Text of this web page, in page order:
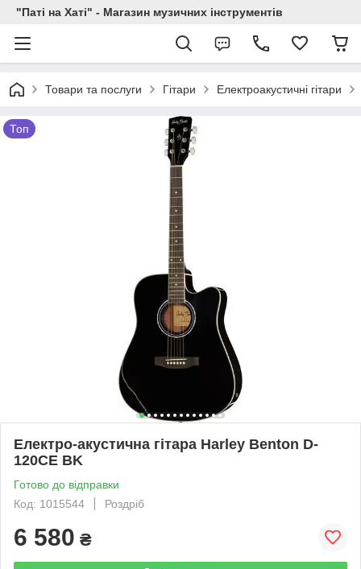
"Паті на Хаті" - Магазин музичних інструментів
Товари та послуги Гітари Електроакустичні гітари
Топ
Електро-акустична гітара Harley Benton D-
120CE BK
Готово до відправки
Код: 1015544
Роздріб
6 580 ₴